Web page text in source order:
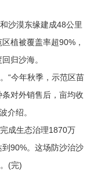
沙漠东缘建成48公里
植被覆盖率超90%，
归沙海。
“今年秋季，示范区苗
对外销售后，亩均收
介绍。
成生态治理1870万
90%。这场防沙治沙
(完)